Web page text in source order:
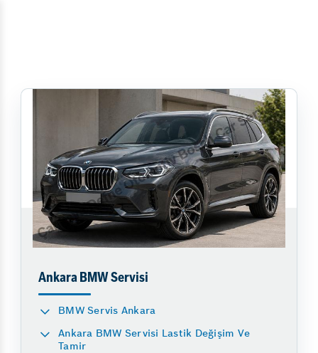
Ankara BMW Servisi
BMW Servis Ankara
Ankara BMW Servisi Lastik Değişim Ve
Tamir